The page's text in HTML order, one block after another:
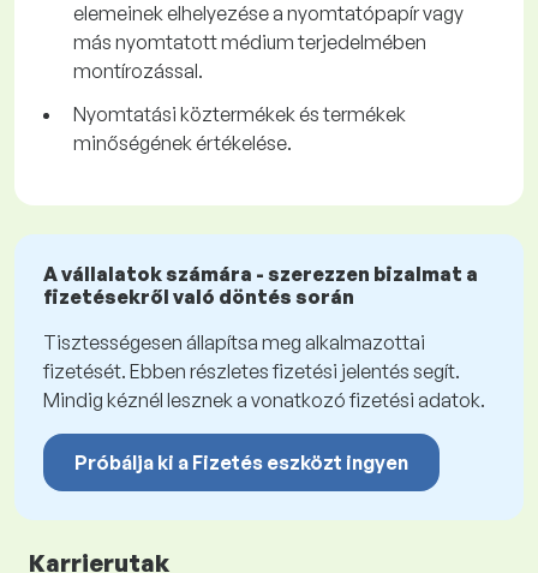
elemeinek elhelyezése a nyomtatópapír vagy
más nyomtatott médium terjedelmében
montírozással.
Nyomtatási köztermékek és termékek
minőségének értékelése.
A vállalatok számára - szerezzen bizalmat a
fizetésekről való döntés során
Tisztességesen állapítsa meg alkalmazottai
fizetését. Ebben részletes fizetési jelentés segít.
Mindig kéznél lesznek a vonatkozó fizetési adatok.
Próbálja ki a Fizetés eszközt ingyen
Karrierutak